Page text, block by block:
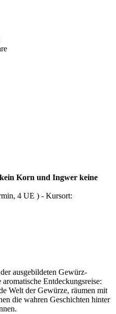
Korn und Ingwer keine
4 UE ) - Kursort:
ausgebildeten Gewürz-
Entdeckungsreise:
Welt der Gewürze, räumen mit
die wahren Geschichten hinter